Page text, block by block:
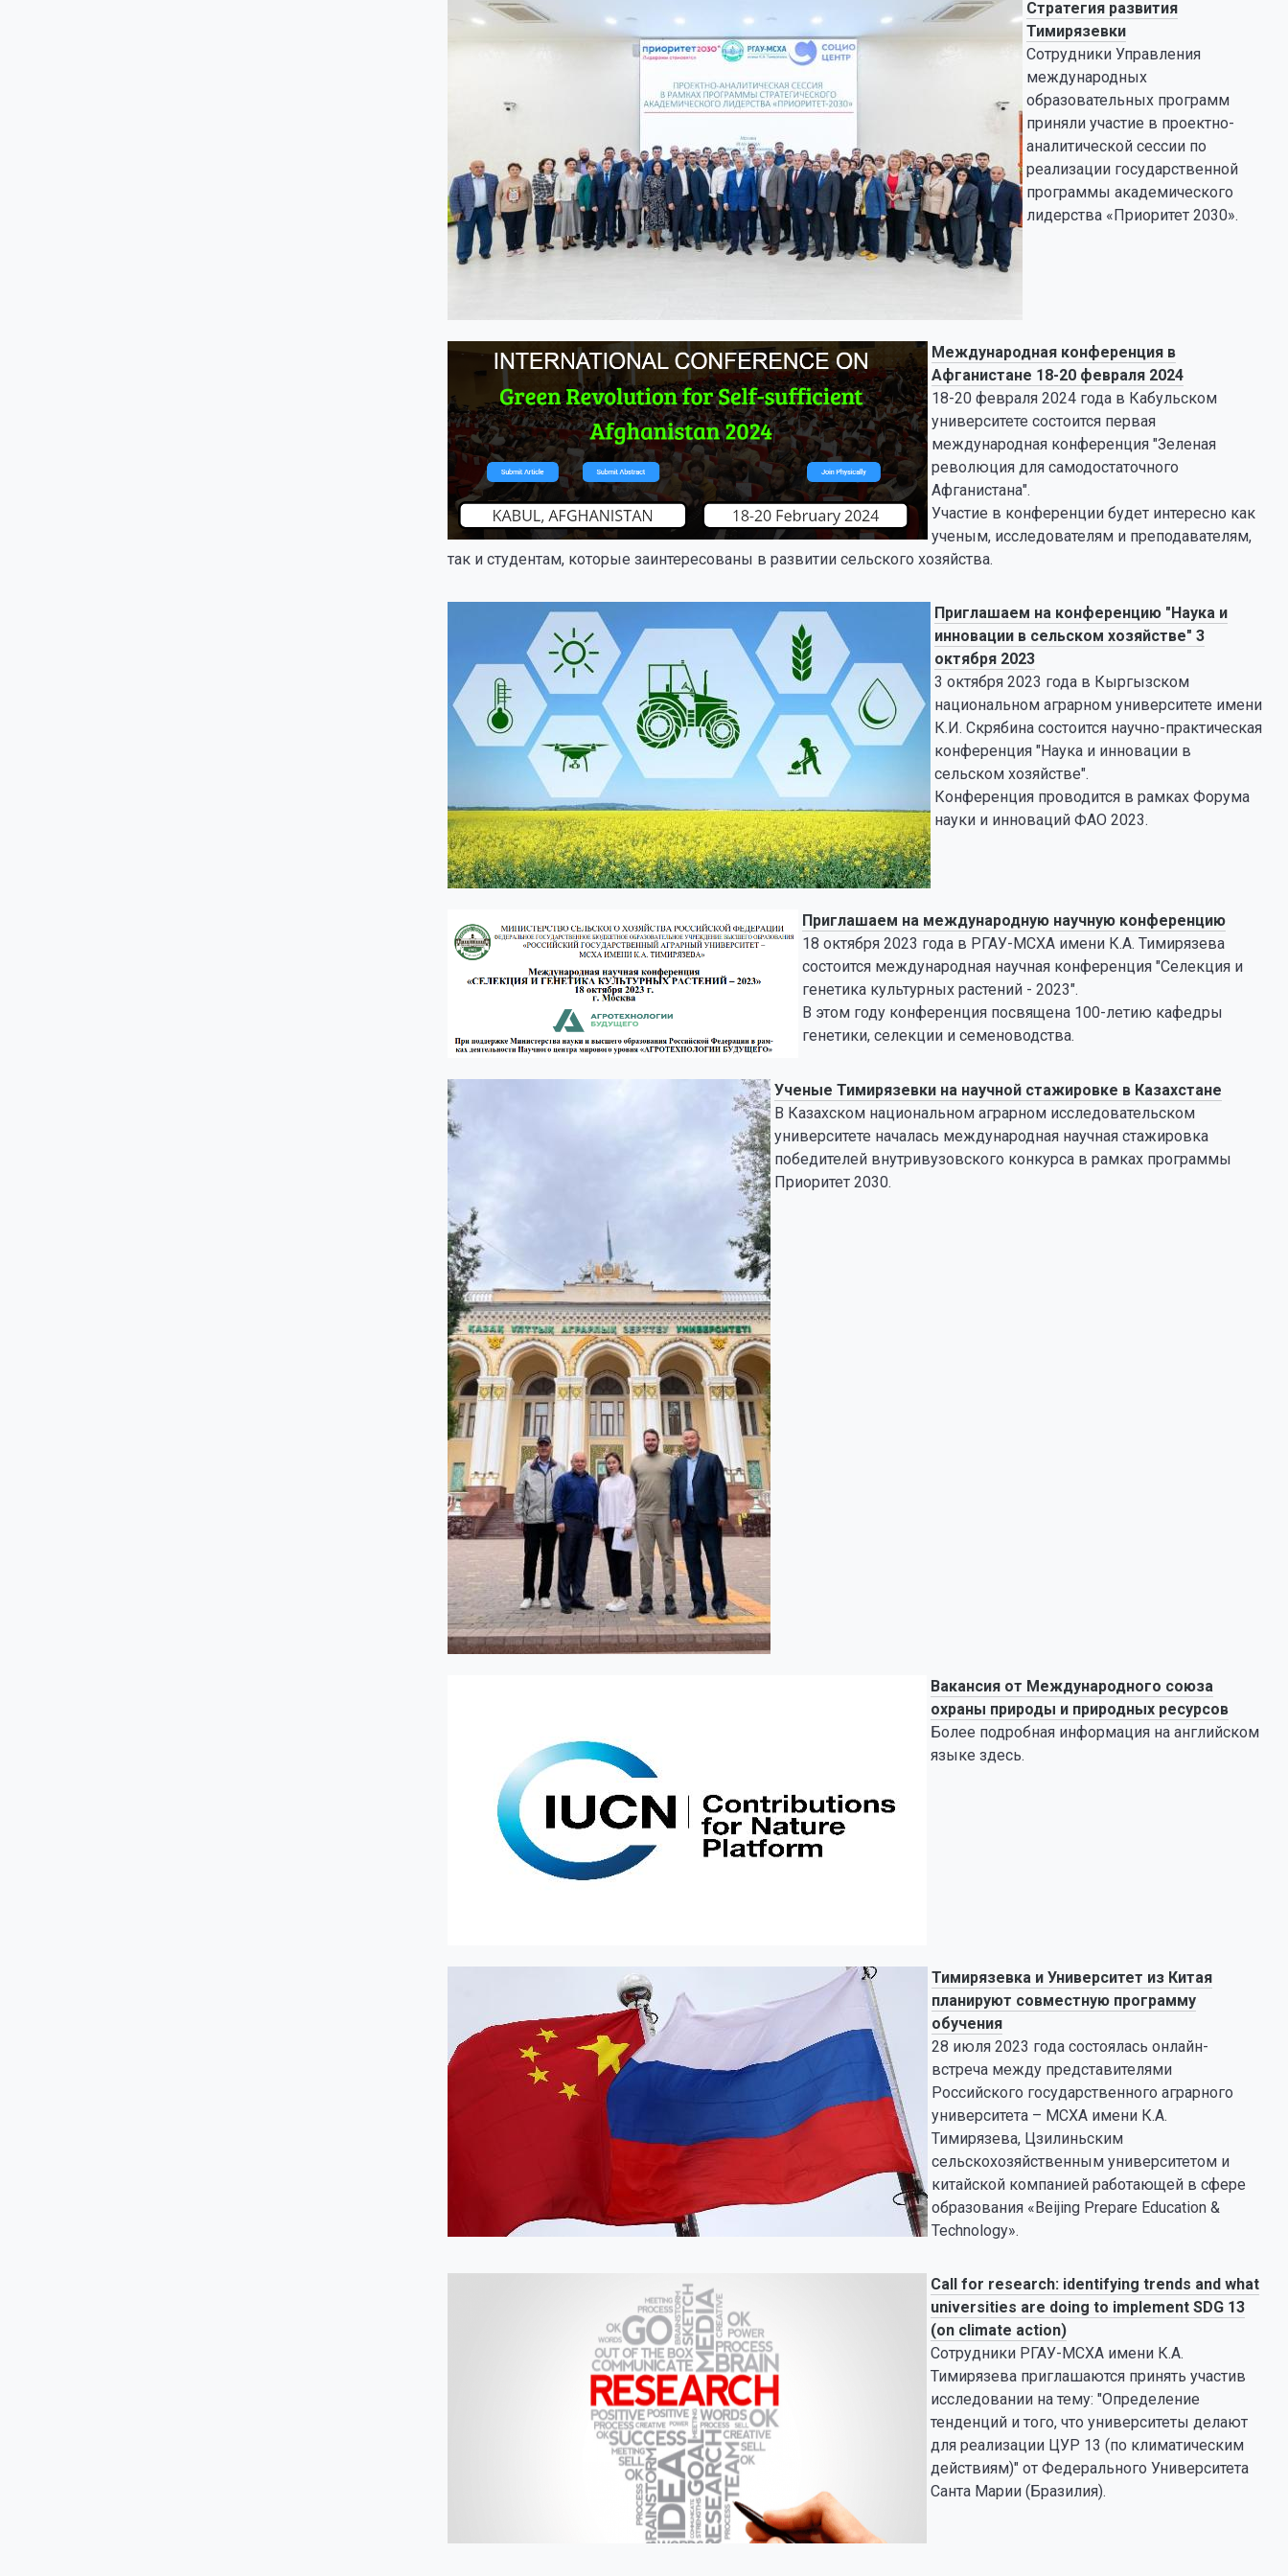
Стратегия развития
Тимирязевки
Сотрудники Управления
международных
образовательных программ
приняли участие в проектно-
аналитической сессии по
реализации государственной
программы академического
лидерства «Приоритет 2030».
Международная конференция в
Афганистане 18-20 февраля 2024
18-20 февраля 2024 года в Кабульском
университете состоится первая
международная конференция "Зеленая
революция для самодостаточного
Афганистана".
Участие в конференции будет интересно как
ученым, исследователям и преподавателям,
так и студентам, которые заинтересованы в развитии сельского хозяйства.
Приглашаем на конференцию "Наука и
инновации в сельском хозяйстве" 3
октября 2023
3 октября 2023 года в Кыргызском
национальном аграрном университете имени
К.И. Скрябина состоится научно-практическая
конференция "Наука и инновации в
сельском хозяйстве".
Конференция проводится в рамках Форума
науки и инноваций ФАО 2023.
Приглашаем на международную научную конференцию
18 октября 2023 года в РГАУ-МСХА имени К.А. Тимирязева
состоится международная научная конференция "Селекция и
генетика культурных растений - 2023".
В этом году конференция посвящена 100-летию кафедры
генетики, селекции и семеноводства.
Ученые Тимирязевки на научной стажировке в Казахстане
В Казахском национальном аграрном исследовательском
университете началась международная научная стажировка
победителей внутривузовского конкурса в рамках программы
Приоритет 2030.
Вакансия от Международного союза
охраны природы и природных ресурсов
Более подробная информация на английском
языке здесь.
Тимирязевка и Университет из Китая
планируют совместную программу
обучения
28 июля 2023 года состоялась онлайн-
встреча между представителями
Российского государственного аграрного
университета – МСХА имени К.А.
Тимирязева, Цзилиньским
сельскохозяйственным университетом и
китайской компанией работающей в сфере
образования «Beijing Prepare Education &
Technology».
Call for research: identifying trends and what
universities are doing to implement SDG 13
(on climate action)
Сотрудники РГАУ-МСХА имени К.А.
Тимирязева приглашаются принять участив
исследовании на тему: "Определение
тенденций и того, что университеты делают
для реализации ЦУР 13 (по климатическим
действиям)" от Федерального Университета
Санта Марии (Бразилия).